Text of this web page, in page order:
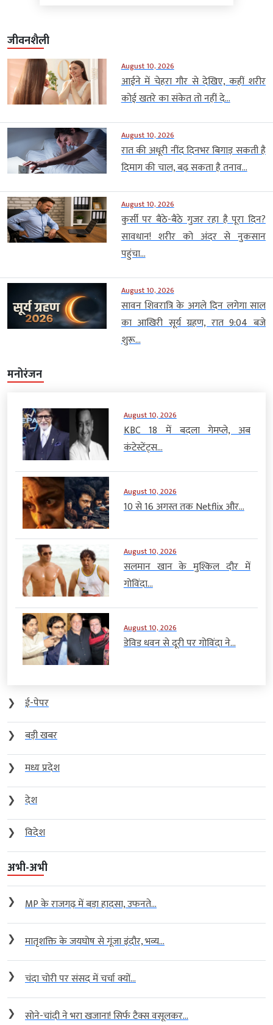
जीवनशैली
August 10, 2026
आईने में चेहरा गौर से देखिए, कहीं शरीर
कोई खतरे का संकेत तो नहीं दे...
August 10, 2026
रात की अधूरी नींद दिनभर बिगाड़ सकती है
दिमाग की चाल, बढ़ सकता है तनाव...
August 10, 2026
कुर्सी पर बैठे-बैठे गुजर रहा है पूरा दिन?
सावधान! शरीर को अंदर से नुकसान
पहुंचा...
August 10, 2026
सावन शिवरात्रि के अगले दिन लगेगा साल
का आखिरी सूर्य ग्रहण, रात 9:04 बजे
शुरू...
मनोरंजन
August 10, 2026
KBC 18 में बदला गेमप्ले, अब
कंटेस्टेंट्स...
August 10, 2026
10 से 16 अगस्त तक Netflix और...
August 10, 2026
सलमान खान के मुश्किल दौर में
गोविंदा...
August 10, 2026
डेविड धवन से दूरी पर गोविंदा ने...
❯
ई-पेपर
❯
बड़ी खबर
❯
मध्य प्रदेश
❯
देश
❯
विदेश
अभी-अभी
❯ MP के राजगढ़ में बड़ा हादसा, उफनते...
❯ मातृशक्ति के जयघोष से गूंजा इंदौर, भव्य...
❯ चंदा चोरी पर संसद में चर्चा क्यों...
❯ सोने-चांदी ने भरा खजाना! सिर्फ टैक्स वसूलकर...